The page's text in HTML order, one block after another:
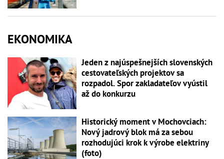
EKONOMIKA
Jeden z najúspešnejších slovenských
cestovateľských projektov sa
rozpadol. Spor zakladateľov vyústil
až do konkurzu
Historický moment v Mochovciach:
Nový jadrový blok má za sebou
rozhodujúci krok k výrobe elektriny
(foto)